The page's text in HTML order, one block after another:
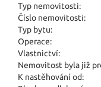
Typ nemovitosti:
Číslo nemovitosti:
Typ bytu:
Operace:
Vlastnictví:
Nemovitost byla již
K nastěhování od: